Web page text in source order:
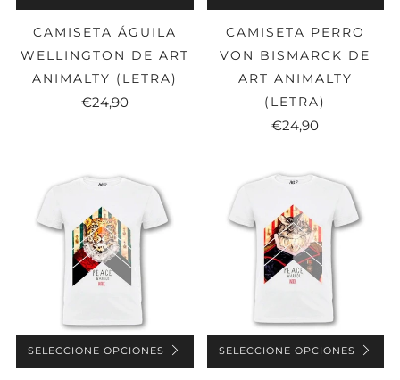
CAMISETA ÁGUILA
WELLINGTON DE ART
ANIMALTY (LETRA)
€24,90
CAMISETA PERRO
VON BISMARCK DE
ART ANIMALTY
(LETRA)
€24,90
SELECCIONE OPCIONES SELECCIONE OPCIONES